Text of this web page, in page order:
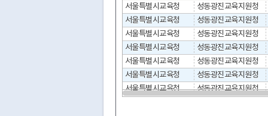
서울특별시교육청
성동광진교육지원청
서울특별시교육청
성동광진교육지원청
서울특별시교육청
성동광진교육지원청
서울특별시교육청
성동광진교육지원청
서울특별시교육청
성동광진교육지원청
서울특별시교육청
성동광진교육지원청
서울특별시교육청
성동광진교육지원청